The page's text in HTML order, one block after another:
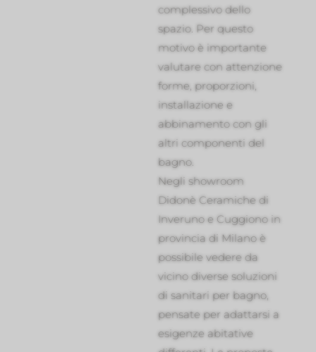
complessivo dello
spazio. Per questo
motivo è importante
valutare con attenzione
forme, proporzioni,
installazione e
abbinamento con gli
altri componenti del
bagno.
Negli showroom
Didonè Ceramiche di
Inveruno e Cuggiono in
provincia di Milano è
possibile vedere da
vicino diverse soluzioni
di sanitari per bagno,
pensate per adattarsi a
esigenze abitative